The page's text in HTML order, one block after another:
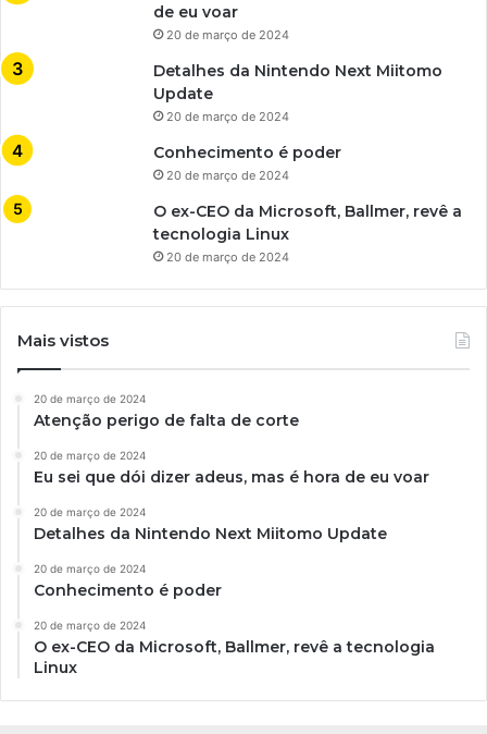
de eu voar
20 de março de 2024
Detalhes da Nintendo Next Miitomo
Update
20 de março de 2024
Conhecimento é poder
20 de março de 2024
O ex-CEO da Microsoft, Ballmer, revê a
tecnologia Linux
20 de março de 2024
Mais vistos
20 de março de 2024
Atenção perigo de falta de corte
20 de março de 2024
Eu sei que dói dizer adeus, mas é hora de eu voar
20 de março de 2024
Detalhes da Nintendo Next Miitomo Update
20 de março de 2024
Conhecimento é poder
20 de março de 2024
O ex-CEO da Microsoft, Ballmer, revê a tecnologia
Linux